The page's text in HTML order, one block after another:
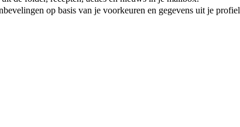
op basis van je voorkeuren en gegevens uit je profiel